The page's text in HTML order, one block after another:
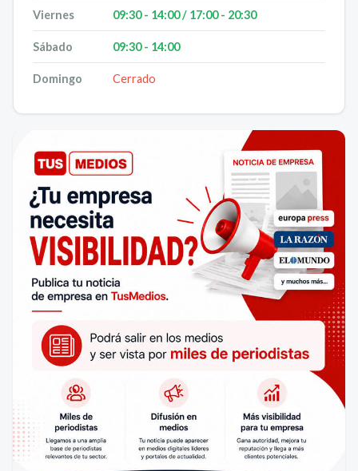
Viernes 09:30 - 14:00 / 17:00 - 20:30
Sábado 09:30 - 14:00
Domingo Cerrado